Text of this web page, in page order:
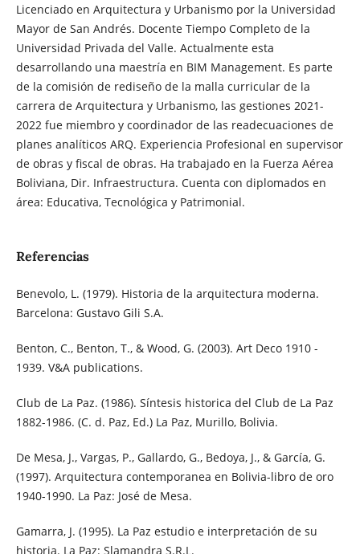
Licenciado en Arquitectura y Urbanismo por la Universidad
Mayor de San Andrés. Docente Tiempo Completo de la
Universidad Privada del Valle. Actualmente esta
desarrollando una maestría en BIM Management. Es parte
de la comisión de rediseño de la malla curricular de la
carrera de Arquitectura y Urbanismo, las gestiones 2021-
2022 fue miembro y coordinador de las readecuaciones de
planes analíticos ARQ. Experiencia Profesional en supervisor
de obras y fiscal de obras. Ha trabajado en la Fuerza Aérea
Boliviana, Dir. Infraestructura. Cuenta con diplomados en
área: Educativa, Tecnológica y Patrimonial.
Referencias
Benevolo, L. (1979). Historia de la arquitectura moderna.
Barcelona: Gustavo Gili S.A.
Benton, C., Benton, T., & Wood, G. (2003). Art Deco 1910 -
1939. V&A publications.
Club de La Paz. (1986). Síntesis historica del Club de La Paz
1882-1986. (C. d. Paz, Ed.) La Paz, Murillo, Bolivia.
De Mesa, J., Vargas, P., Gallardo, G., Bedoya, J., & García, G.
(1997). Arquitectura contemporanea en Bolivia-libro de oro
1940-1990. La Paz: José de Mesa.
Gamarra, J. (1995). La Paz estudio e interpretación de su
historia. La Paz: Slamandra S.R.L.